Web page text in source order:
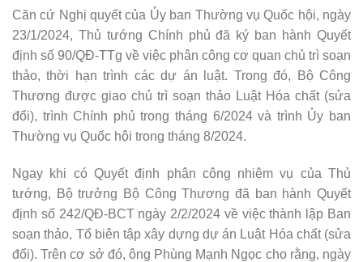
Căn cứ Nghị quyết của Ủy ban Thường vụ Quốc hội, ngày
23/1/2024, Thủ tướng Chính phủ đã ký ban hành Quyết
định số 90/QĐ-TTg về việc phân công cơ quan chủ trì soạn
thảo, thời hạn trình các dự án luật. Trong đó, Bộ Công
Thương được giao chủ trì soạn thảo Luật Hóa chất (sửa
đổi), trình Chính phủ trong tháng 6/2024 và trình Ủy ban
Thường vụ Quốc hội trong tháng 8/2024.
Ngay khi có Quyết định phân công nhiệm vụ của Thủ
tướng, Bộ trưởng Bộ Công Thương đã ban hành Quyết
định số 242/QĐ-BCT ngày 2/2/2024 về việc thành lập Ban
soạn thảo, Tổ biên tập xây dựng dự án Luật Hóa chất (sửa
đổi). Trên cơ sở đó, ông Phùng Mạnh Ngọc cho rằng, ngày